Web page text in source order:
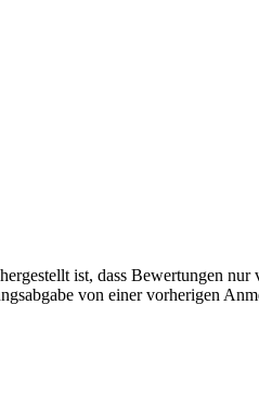
ist, dass Bewertungen
von einer vorherigen